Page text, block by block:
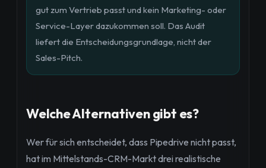
gut zum Vertrieb passt und kein Marketing- oder
Service-Layer dazukommen soll. Das Audit
liefert die Entscheidungsgrundlage, nicht der
Sales-Pitch.
Welche Alternativen gibt es?
Wer für sich entscheidet, dass Pipedrive nicht passt,
hat im Mittelstands-CRM-Markt drei realistische